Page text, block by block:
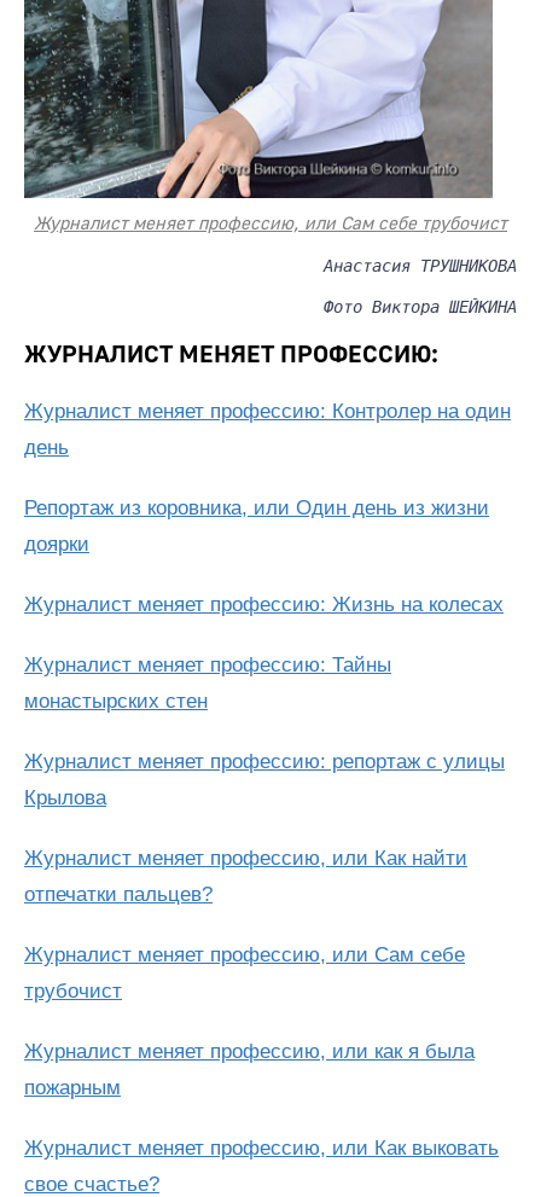
Журналист меняет профессию, или Сам себе трубочист
Анастасия ТРУШНИКОВА
Фото Виктора ШЕЙКИНА
ЖУРНАЛИСТ МЕНЯЕТ ПРОФЕССИЮ:
Журналист меняет профессию: Контролер на один
день
Репортаж из коровника, или Один день из жизни
доярки
Журналист меняет профессию: Жизнь на колесах
Журналист меняет профессию: Тайны
монастырских стен
Журналист меняет профессию: репортаж с улицы
Крылова
Журналист меняет профессию, или Как найти
отпечатки пальцев?
Журналист меняет профессию, или Сам себе
трубочист
Журналист меняет профессию, или как я была
пожарным
Журналист меняет профессию, или Как выковать
свое счастье?